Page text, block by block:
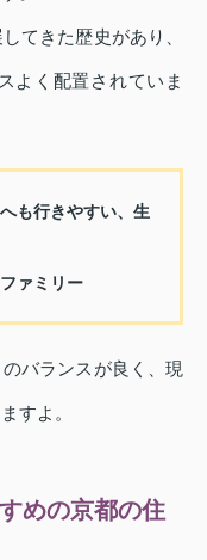
てきた歴史があり、
よく配置されていま
も行きやすい、生
ァミリー
バランスが良く、現
すよ。
めの京都の住